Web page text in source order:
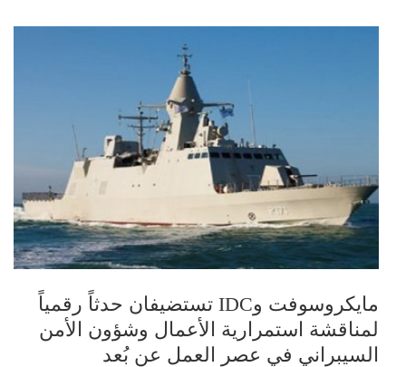
مايكروسوفت وIDC تستضيفان حدثاً رقمياً
لمناقشة استمرارية الأعمال وشؤون الأمن
السيبراني في عصر العمل عن بُعد